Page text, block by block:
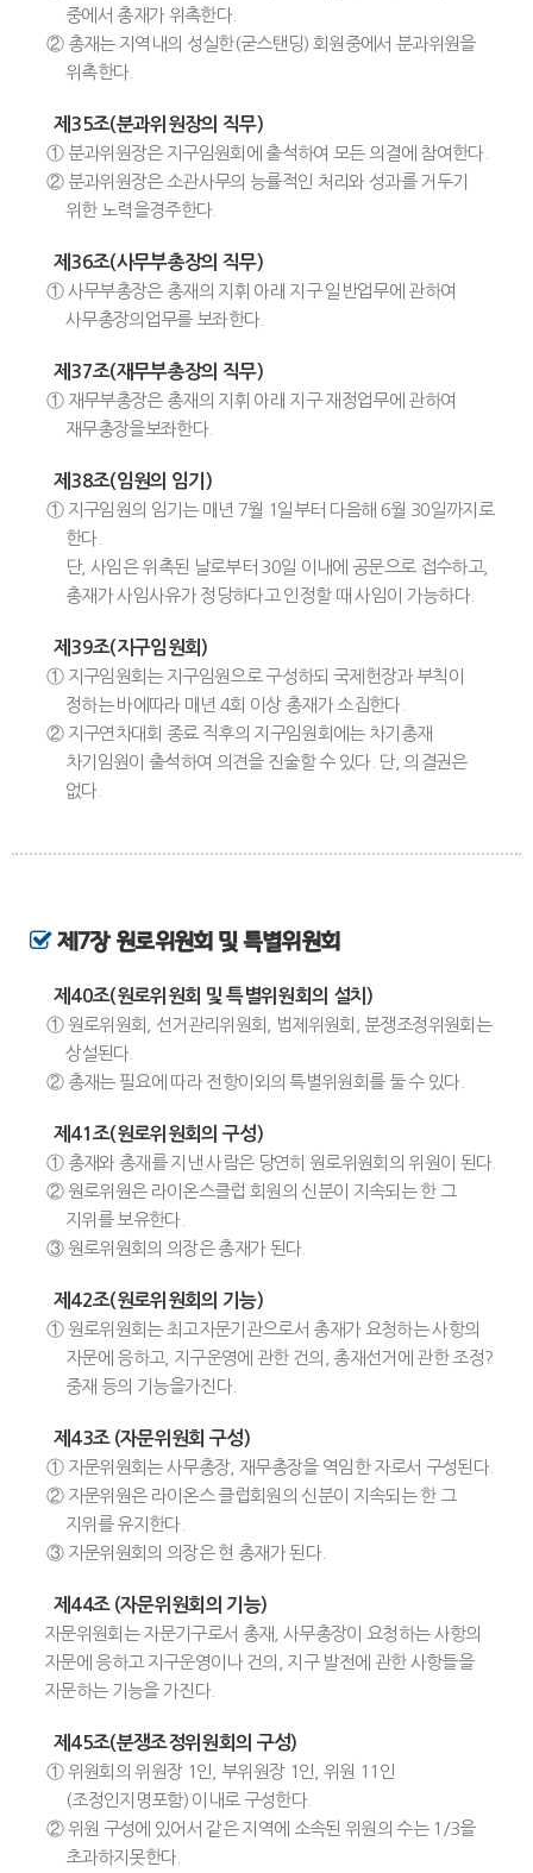
중에서 총재가 위촉한다.
② 총재는 지역내의 성실한(굳스탠딩) 회원중에서 분과위원을
위촉한다.
제35조(분과위원장의 직무)
① 분과위원장은 지구임원회에 출석하여 모든 의결에 참여한다.
② 분과위원장은 소관사무의 능률적인 처리와 성과를 거두기
위한 노력을경주한다.
제36조(사무부총장의 직무)
① 사무부총장은 총재의 지휘 아래 지구 일반업무에 관하여
사무총장의업무를 보좌한다.
제37조(재무부총장의 직무)
① 재무부총장은 총재의 지휘 아래 지구 재정업무에 관하여
재무총장을보좌한다.
제38조(임원의 임기)
① 지구임원의 임기는 매년 7월 1일부터 다음해 6월 30일까지로
한다.
단, 사임은 위촉된 날로부터 30일 이내에 공문으로 접수하고,
총재가 사임사유가 정당하다고 인정할 때 사임이 가능하다.
제39조(지구임원회)
① 지구임원회는 지구임원으로 구성하되 국제헌장과 부칙이
정하는 바에따라 매년 4회 이상 총재가 소집한다.
② 지구연차대회 종료 직후의 지구임원회에는 차기총재
차기임원이 출석하여 의견을 진술할 수 있다. 단, 의결권은
없다.
제7장 원로위원회 및 특별위원회
제40조(원로위원회 및 특별위원회의 설치)
① 원로위원회, 선거관리위원회, 법제위원회, 분쟁조정위원회는
상설된다.
② 총재는 필요에 따라 전항이외의 특별위원회를 둘 수 있다.
제41조(원로위원회의 구성)
① 총재와 총재를 지낸 사람은 당연히 원로위원회의 위원이 된다.
② 원로위원은 라이온스클럽 회원의 신분이 지속되는 한 그
지위를 보유한다.
③ 원로위원회의 의장은 총재가 된다.
제42조(원로위원회의 기능)
① 원로위원회는 최고자문기관으로서 총재가 요청하는 사항의
자문에 응하고, 지구운영에 관한 건의, 총재선거에 관한 조정?
중재 등의 기능을가진다.
제43조 (자문위원회 구성)
① 자문위원회는 사무총장, 재무총장을 역임한 자로서 구성된다.
② 자문위원은 라이온스 클럽회원의 신분이 지속되는 한 그
지위를 유지한다.
③ 자문위원회의 의장은 현 총재가 된다.
제44조 (자문위원회의 기능)
자문위원회는 자문기구로서 총재, 사무총장이 요청하는 사항의
자문에 응하고 지구운영이나 건의, 지구 발전에 관한 사항들을
자문하는 기능을 가진다.
제45조(분쟁조정위원회의 구성)
① 위원회의 위원장 1인, 부위원장 1인, 위원 11인
(조정인지명포함) 이내로 구성한다.
② 위원 구성에 있어서 같은 지역에 소속된 위원의 수는 1/3을
초과하지못한다.